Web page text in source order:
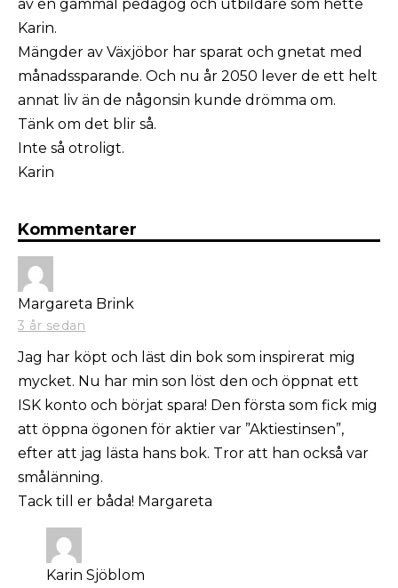
av en gammal pedagog och utbildare som hette
Karin.
Mängder av Växjöbor har sparat och gnetat med
månadssparande. Och nu år 2050 lever de ett helt
annat liv än de någonsin kunde drömma om.
Tänk om det blir så.
Inte så otroligt.
Karin
Kommentarer
Margareta Brink
3 år sedan
Jag har köpt och läst din bok som inspirerat mig
mycket. Nu har min son löst den och öppnat ett
ISK konto och börjat spara! Den första som fick mig
att öppna ögonen för aktier var ”Aktiestinsen”,
efter att jag lästa hans bok. Tror att han också var
smålänning.
Tack till er båda! Margareta
Karin Sjöblom